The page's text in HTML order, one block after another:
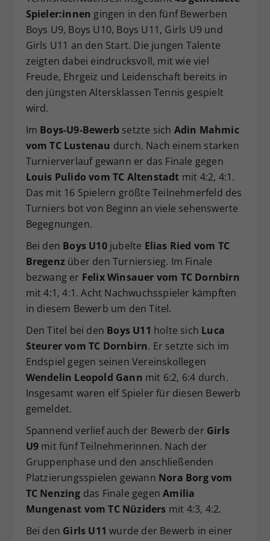
Spieler:innen gingen in den fünf Bewerben
Boys U9, Boys U10, Boys U11, Girls U9 und
Girls U11 an den Start. Die jungen Talente
zeigten dabei eindrucksvoll, mit wie viel
Freude, Ehrgeiz und Leidenschaft bereits in
den jüngsten Altersklassen Tennis gespielt
wird.
Im Boys-U9-Bewerbsetzte sich Adin Mahmic
vom TC Lustenau durch. Nach einem starken
Turnierverlauf gewann er das Finale gegen
Louis Pulido vom TC Altenstadt mit 4:2, 4:1.
Das mit 16 Spielern größte Teilnehmerfeld des
Turniers bot von Beginn an viele sehenswerte
Begegnungen.
Bei den Boys U10jubelte Elias Ried vom TC
Bregenzüber den Turniersieg. Im Finale
bezwang er Felix Winsauer vom TC Dornbirn
mit 4:1, 4:1. Acht Nachwuchsspieler kämpften
in diesem Bewerb um den Titel.
Den Titel bei den Boys U11 holte sich Luca
Steurer vom TC Dornbirn. Er setzte sich im
Endspiel gegen seinen Vereinskollegen
Wendelin Leopold Gann mit 6:2, 6:4 durch.
Insgesamt waren elf Spieler für diesen Bewerb
gemeldet.
Spannend verlief auch der Bewerb der Girls
U9mit fünf Teilnehmerinnen. Nach der
Gruppenphase und den anschließenden
Platzierungsspielen gewann Nora Borg vom
TC Nenzing das Finale gegenAmilia
Mungenast vom TC Nüziders mit 4:3, 4:2.
Bei den Girls U11 wurde der Bewerb in einer
Zweck
Dieser Wert speichert Ihre Consent-
Einstellungen. Unter anderem eine
zufällig generierte ID, für die
historische Speicherung Ihrer
vorgenommen Einstellungen, falls der
Webseiten-Betreiber dies eingestellt
hat.